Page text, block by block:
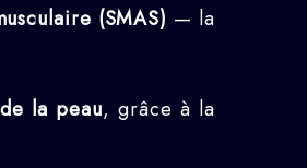
(SMAS) — la
la peau, grâce à la